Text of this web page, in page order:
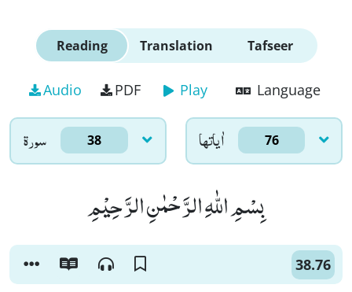
Reading Translation Tafseer
Audio PDF Play Language
سورۃ 38 اٰياتها 76
بِسْمِ اللّٰهِ الرَّحْمٰنِ الرَّحِیْمِ
38.76